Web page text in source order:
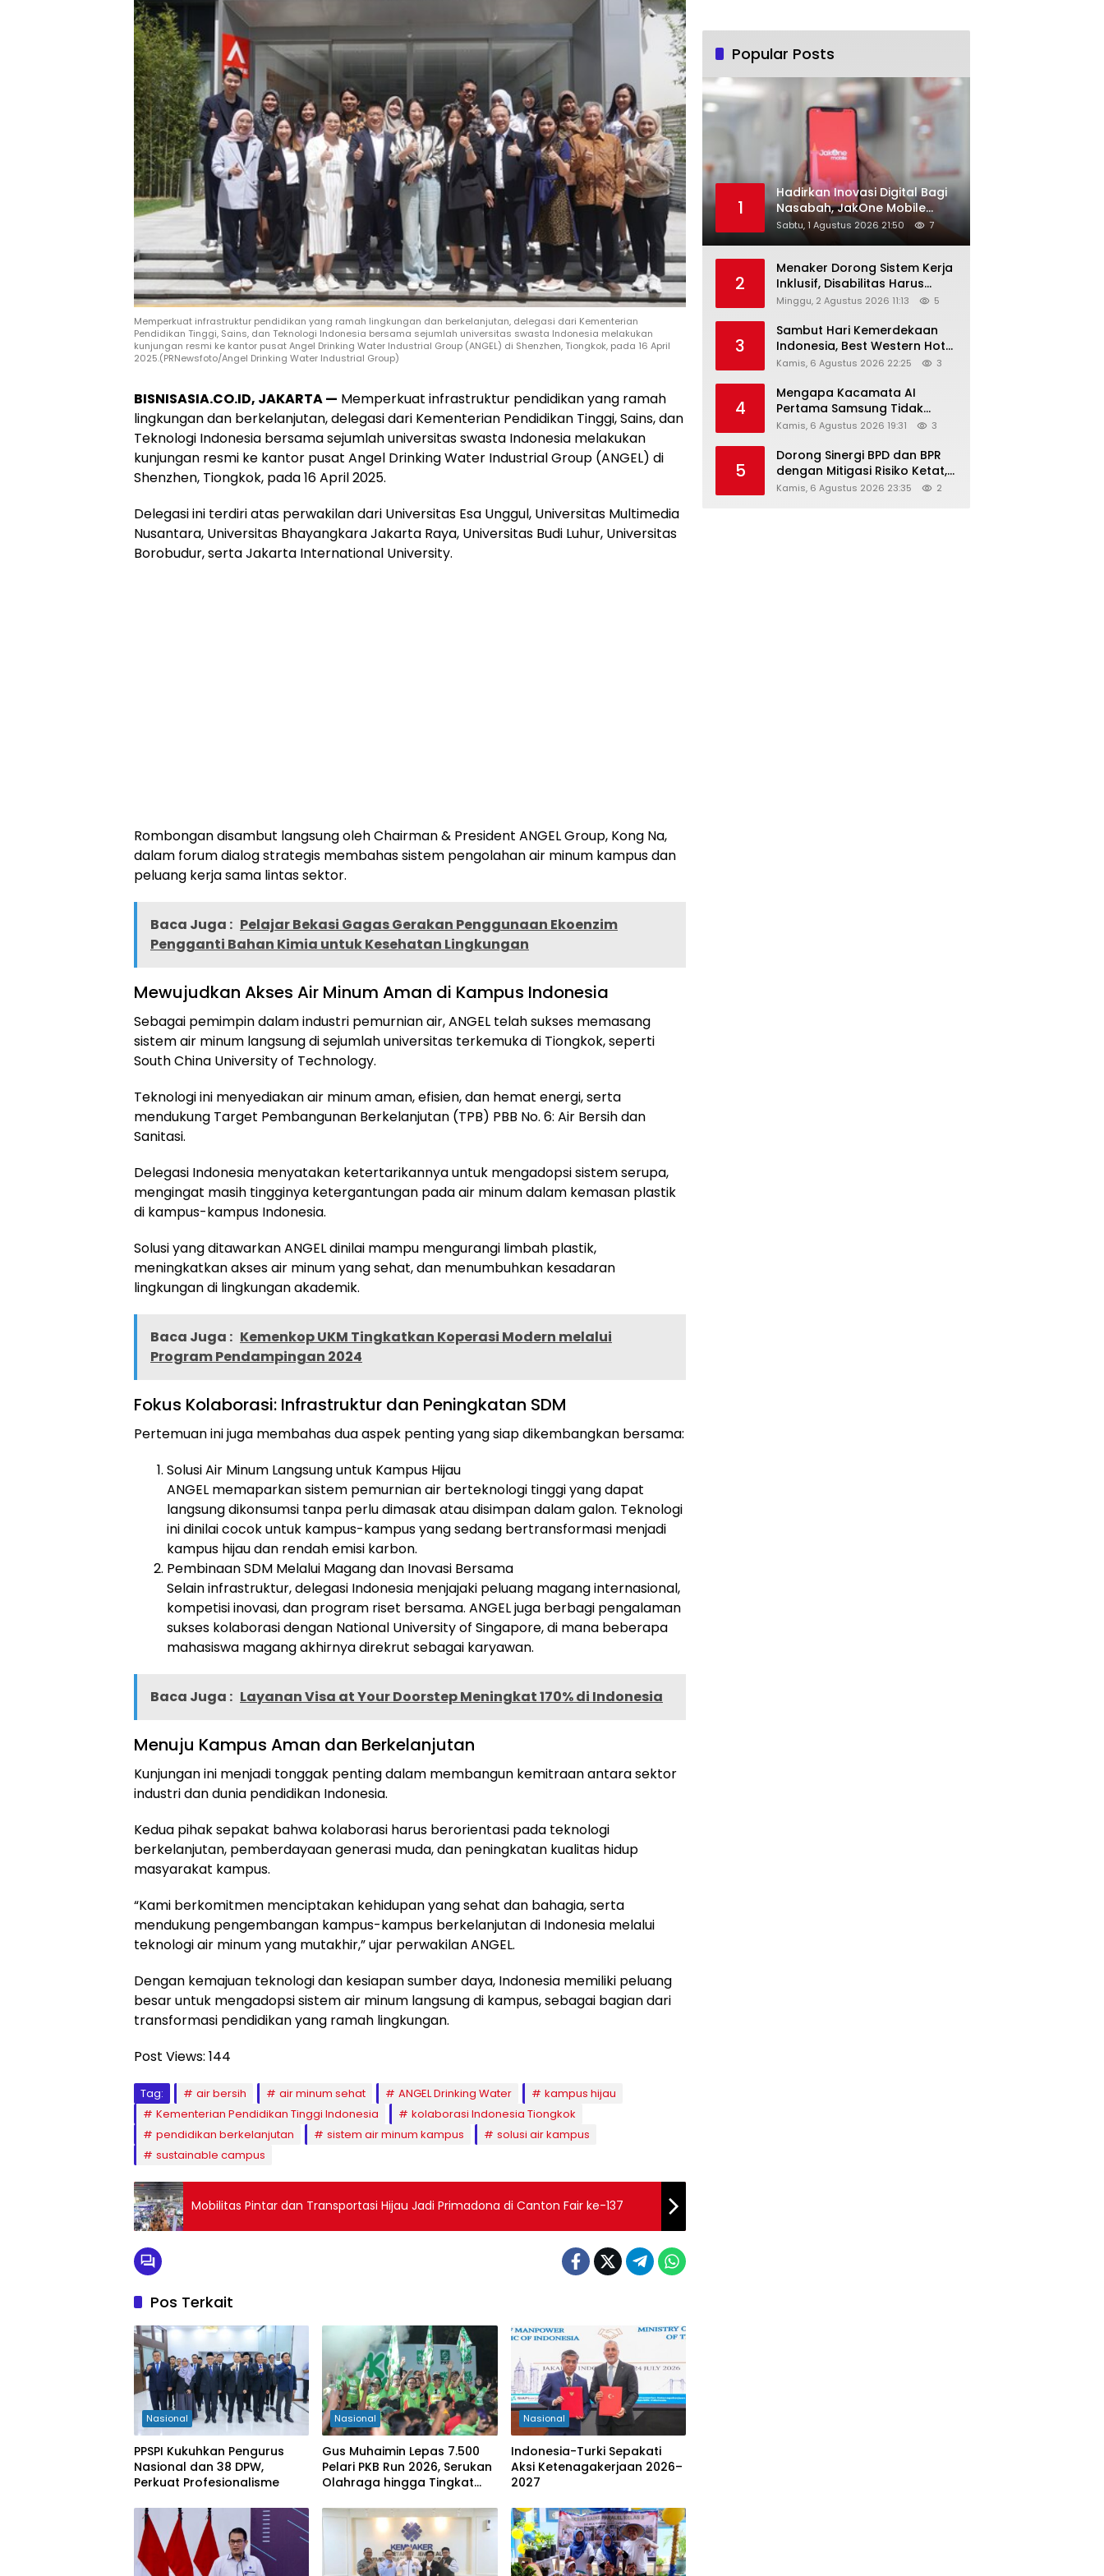
Memperkuat infrastruktur pendidikan yang ramah lingkungan dan berkelanjutan, delegasi dari Kementerian
Pendidikan Tinggi, Sains, dan Teknologi Indonesia bersama sejumlah universitas swasta Indonesia melakukan
kunjungan resmi ke kantor pusat Angel Drinking Water Industrial Group (ANGEL) di Shenzhen, Tiongkok, pada 16 April
2025.(PRNewsfoto/Angel Drinking Water Industrial Group)
BISNISASIA.CO.ID, JAKARTA — Memperkuat infrastruktur pendidikan yang ramah
lingkungan dan berkelanjutan, delegasi dari Kementerian Pendidikan Tinggi, Sains, dan
Teknologi Indonesia bersama sejumlah universitas swasta Indonesia melakukan
kunjungan resmi ke kantor pusat Angel Drinking Water Industrial Group (ANGEL) di
Shenzhen, Tiongkok, pada 16 April 2025.
Delegasi ini terdiri atas perwakilan dari Universitas Esa Unggul, Universitas Multimedia
Nusantara, Universitas Bhayangkara Jakarta Raya, Universitas Budi Luhur, Universitas
Borobudur, serta Jakarta International University.
Rombongan disambut langsung oleh Chairman & President ANGEL Group, Kong Na,
dalam forum dialog strategis membahas sistem pengolahan air minum kampus dan
peluang kerja sama lintas sektor.
Baca Juga : Pelajar Bekasi Gagas Gerakan Penggunaan Ekoenzim
Pengganti Bahan Kimia untuk Kesehatan Lingkungan
Mewujudkan Akses Air Minum Aman di Kampus Indonesia
Sebagai pemimpin dalam industri pemurnian air, ANGEL telah sukses memasang
sistem air minum langsung di sejumlah universitas terkemuka di Tiongkok, seperti
South China University of Technology.
Teknologi ini menyediakan air minum aman, efisien, dan hemat energi, serta
mendukung Target Pembangunan Berkelanjutan (TPB) PBB No. 6: Air Bersih dan
Sanitasi.
Delegasi Indonesia menyatakan ketertarikannya untuk mengadopsi sistem serupa,
mengingat masih tingginya ketergantungan pada air minum dalam kemasan plastik
di kampus-kampus Indonesia.
Solusi yang ditawarkan ANGEL dinilai mampu mengurangi limbah plastik,
meningkatkan akses air minum yang sehat, dan menumbuhkan kesadaran
lingkungan di lingkungan akademik.
Baca Juga : Kemenkop UKM Tingkatkan Koperasi Modern melalui
Program Pendampingan 2024
Fokus Kolaborasi: Infrastruktur dan Peningkatan SDM
Pertemuan ini juga membahas dua aspek penting yang siap dikembangkan bersama:
Solusi Air Minum Langsung untuk Kampus Hijau
ANGEL memaparkan sistem pemurnian air berteknologi tinggi yang dapat
langsung dikonsumsi tanpa perlu dimasak atau disimpan dalam galon. Teknologi
ini dinilai cocok untuk kampus-kampus yang sedang bertransformasi menjadi
kampus hijau dan rendah emisi karbon.
Pembinaan SDM Melalui Magang dan Inovasi Bersama
Selain infrastruktur, delegasi Indonesia menjajaki peluang magang internasional,
kompetisi inovasi, dan program riset bersama. ANGEL juga berbagi pengalaman
sukses kolaborasi dengan National University of Singapore, di mana beberapa
mahasiswa magang akhirnya direkrut sebagai karyawan.
Baca Juga : Layanan Visa at Your Doorstep Meningkat 170% di Indonesia
Menuju Kampus Aman dan Berkelanjutan
Kunjungan ini menjadi tonggak penting dalam membangun kemitraan antara sektor
industri dan dunia pendidikan Indonesia.
Kedua pihak sepakat bahwa kolaborasi harus berorientasi pada teknologi
berkelanjutan, pemberdayaan generasi muda, dan peningkatan kualitas hidup
masyarakat kampus.
“Kami berkomitmen menciptakan kehidupan yang sehat dan bahagia, serta
mendukung pengembangan kampus-kampus berkelanjutan di Indonesia melalui
teknologi air minum yang mutakhir,” ujar perwakilan ANGEL.
Dengan kemajuan teknologi dan kesiapan sumber daya, Indonesia memiliki peluang
besar untuk mengadopsi sistem air minum langsung di kampus, sebagai bagian dari
transformasi pendidikan yang ramah lingkungan.
Post Views: 144
Tag: air bersih air minum sehat ANGEL Drinking Water
kampus hijau
Kementerian Pendidikan Tinggi Indonesia
kolaborasi Indonesia Tiongkok
pendidikan berkelanjutan
sistem air minum kampus
solusi air kampus
sustainable campus
Mobilitas Pintar dan Transportasi Hijau Jadi Primadona di Canton Fair ke-137
Pos Terkait
Nasional
PPSPI Kukuhkan Pengurus
Nasional dan 38 DPW,
Perkuat Profesionalisme
Nasional
Gus Muhaimin Lepas 7.500
Pelari PKB Run 2026, Serukan
Olahraga hingga Tingkat
Nasional
Indonesia-Turki Sepakati
Aksi Ketenagakerjaan 2026–
2027
Popular Posts
1
Hadirkan Inovasi Digital Bagi
Nasabah, JakOne Mobile
Antar Bank Jakarta Sukses
Raih Digital Excellence
Sabtu, 1 Agustus 2026 21:50 7
2
Menaker Dorong Sistem Kerja
Inklusif, Disabilitas Harus
Dapat Kesempatan Setara
Minggu, 2 Agustus 2026 11:13 5
3
Sambut Hari Kemerdekaan
Indonesia, Best Western Hotel
Hadirkan The Freedom Stay
Kamis, 6 Agustus 2026 22:25 3
4
Mengapa Kacamata AI
Pertama Samsung Tidak
Dibekali Layar?
Kamis, 6 Agustus 2026 19:31 3
5
Dorong Sinergi BPD dan BPR
dengan Mitigasi Risiko Ketat,
Ini Penjelasan Ketum
Kamis, 6 Agustus 2026 23:35 2